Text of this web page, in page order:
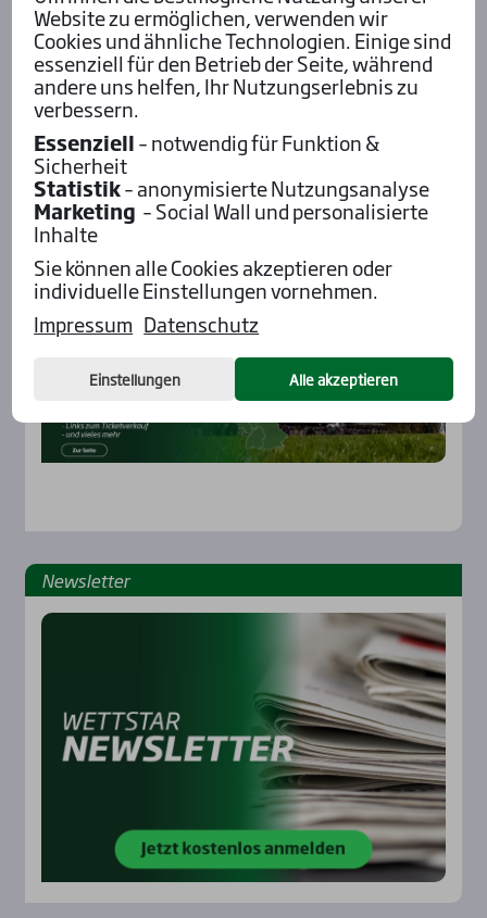
Aktu­el­les
News­let­ter
Website zu ermöglichen, verwenden wir
Cookies und ähnliche Technologien. Einige sind
essenziell für den Betrieb der Seite, während
andere uns helfen, Ihr Nutzungserlebnis zu
verbessern.
Essenziell– notwendig für Funktion &
Sicherheit
Statistik– anonymisierte Nutzungsanalyse
Marketing – Social Wall und personalisierte
Inhalte
Sie können alle Cookies akzeptieren oder
individuelle Einstellungen vornehmen.
Impressum Datenschutz
Einstellungen Alle akzeptieren